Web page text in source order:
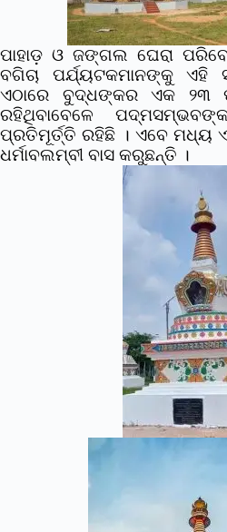
ପାହାଡ଼ ଓ ଜଙ୍ଗଲ ଘେରା
ବଗିଚା ପର୍ଯ୍ୟଟକମାନଙ୍କୁ ଏହି
ଏଠାରେ ବୁଦ୍ଧଙ୍କର ଏକ ୨୩
ରହିଥିବାବେଳେ
ପ୍ରତିମୂର୍ତ୍ତି ରହିଛି । ଏବେ ମଧ୍ୟ
ଧର୍ମାବଲମ୍ବୀ ବାସ କରୁଛନ୍ତି ।